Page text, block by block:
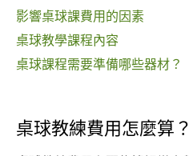
影響桌球課費用的因素
桌球教學課程內容
桌球課程需要準備哪些器材？
桌球教練費用怎麼算？